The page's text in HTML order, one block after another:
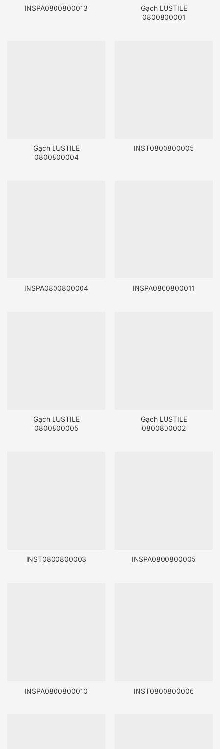
INSPA0800800013
Gạch LUSTILE
0800800001
Gạch LUSTILE
0800800004
INST0800800005
INSPA0800800004 INSPA0800800011
Gạch LUSTILE
0800800005
Gạch LUSTILE
0800800002
INST0800800003 INSPA0800800005
INSPA0800800010 INST0800800006